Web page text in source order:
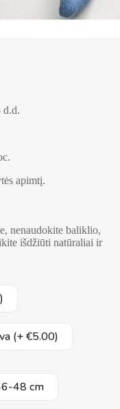
d.d.
apimtį.
nenaudokite baliklio,
išdžiūti natūraliai ir
(+ €5.00)
48 cm